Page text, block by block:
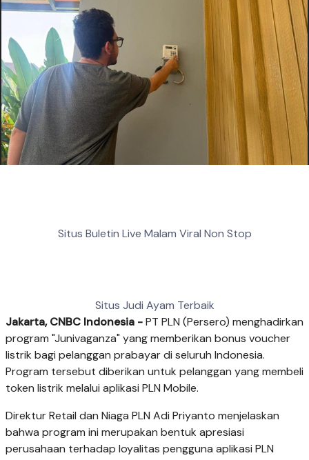
Situs Buletin Live Malam Viral Non Stop
Situs Judi Ayam Terbaik
Jakarta, CNBC Indonesia -PT PLN (Persero) menghadirkan
program "Junivaganza" yang memberikan bonus voucher
listrik bagi pelanggan prabayar di seluruh Indonesia.
Program tersebut diberikan untuk pelanggan yang membeli
token listrik melalui aplikasi PLN Mobile.
Direktur Retail dan Niaga PLN Adi Priyanto menjelaskan
bahwa program ini merupakan bentuk apresiasi
perusahaan terhadap loyalitas pengguna aplikasi PLN